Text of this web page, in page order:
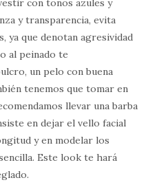
con tonos azules y
y transparencia, evita
ya que denotan agresividad
al peinado te
un pelo con buena
tenemos que tomar en
llevar una barba
en dejar el vello facial
y en modelar los
Este look te hará